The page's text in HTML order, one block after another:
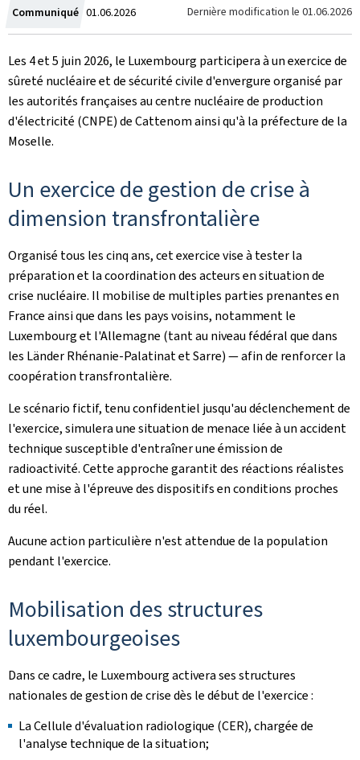
Communiqué Crée
le
01.06.2026 Dernière modification le 01.06.2026
Les 4 et 5 juin 2026, le Luxembourg participera à un exercice de
sûreté nucléaire et de sécurité civile d'envergure organisé par
les autorités françaises au centre nucléaire de production
d'électricité (CNPE) de Cattenom ainsi qu'à la préfecture de la
Moselle.
Un exercice de gestion de crise à
dimension transfrontalière
Organisé tous les cinq ans, cet exercice vise à tester la
préparation et la coordination des acteurs en situation de
crise nucléaire. Il mobilise de multiples parties prenantes en
France ainsi que dans les pays voisins, notamment le
Luxembourg et l'Allemagne (tant au niveau fédéral que dans
les Länder Rhénanie-Palatinat et Sarre) — afin de renforcer la
coopération transfrontalière.
Le scénario fictif, tenu confidentiel jusqu'au déclenchement de
l'exercice, simulera une situation de menace liée à un accident
technique susceptible d'entraîner une émission de
radioactivité. Cette approche garantit des réactions réalistes
et une mise à l'épreuve des dispositifs en conditions proches
du réel.
Aucune action particulière n'est attendue de la population
pendant l'exercice.
Mobilisation des structures
luxembourgeoises
Dans ce cadre, le Luxembourg activera ses structures
nationales de gestion de crise dès le début de l'exercice :
La Cellule d'évaluation radiologique (CER), chargée de
l'analyse technique de la situation;